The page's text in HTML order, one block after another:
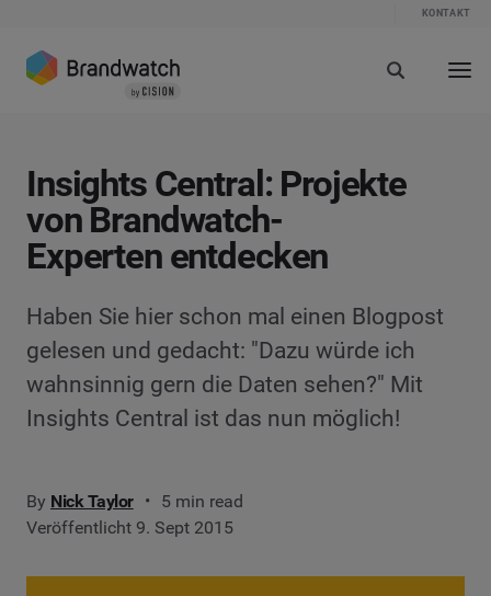
KONTAKT
Insights Central: Projekte
von Brandwatch-
Experten entdecken
Haben Sie hier schon mal einen Blogpost
gelesen und gedacht: "Dazu würde ich
wahnsinnig gern die Daten sehen?" Mit
Insights Central ist das nun möglich!
By Nick Taylor
5 min read
Veröffentlicht 9. Sept 2015